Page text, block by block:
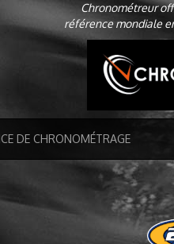
Chronométreur
référence mondiale
DE CHRONOMÉTRAGE